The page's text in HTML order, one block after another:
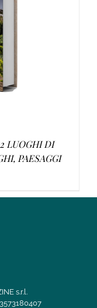
LUOGHI DI
PAESAGGI
s.r.l.